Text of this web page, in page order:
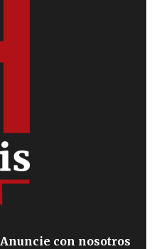
Anuncie con nosotros